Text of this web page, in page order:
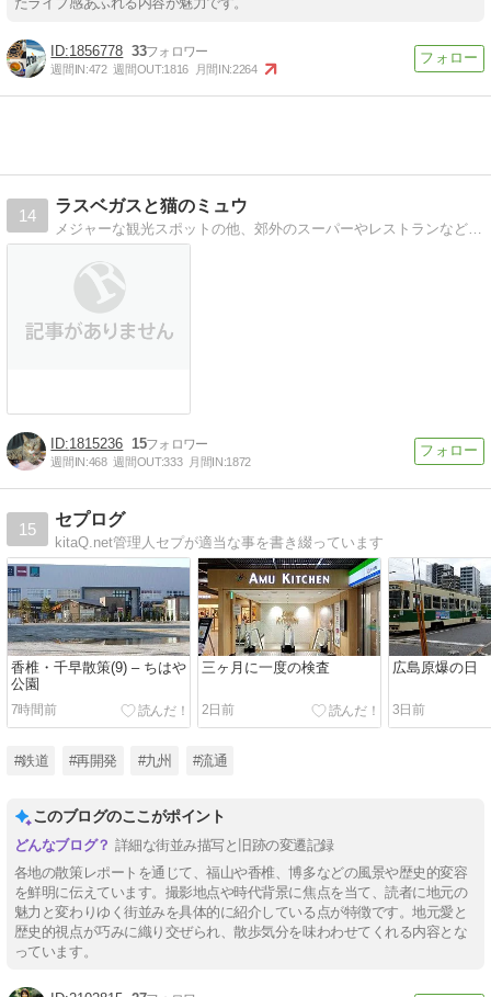
1856778 33
週間IN:472 週間OUT:1816 月間IN:2264
14
ラスベガスと猫のミュウ
メジャーな観光スポットの他、郊外のスーパーやレストランなどを探検したラスベガス旅行記、愛猫ミュウの日常を綴った猫ブログです
1815236 15
週間IN:468 週間OUT:333 月間IN:1872
15
セプログ
kitaQ.net管理人セプが適当な事を書き綴っています
香椎・千早散策(9) – ちはや
公園
7時間前
三ヶ月に一度の検査
2日前
広島原爆の日
3日前
#鉄道 #再開発 #九州 #流通
このブログのここがポイント
詳細な街並み描写と旧跡の変遷記録
各地の散策レポートを通じて、福山や香椎、博多などの風景や歴史的変容
を鮮明に伝えています。撮影地点や時代背景に焦点を当て、読者に地元の
魅力と変わりゆく街並みを具体的に紹介している点が特徴です。地元愛と
歴史的視点が巧みに織り交ぜられ、散歩気分を味わわせてくれる内容とな
っています。